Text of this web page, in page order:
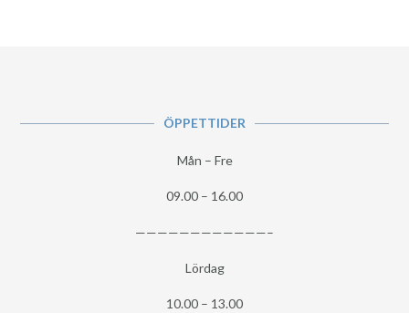
ÖPPETTIDER
Mån – Fre
09.00 – 16.00
————————————–
Lördag
10.00 – 13.00